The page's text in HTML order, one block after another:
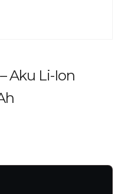
Aku Li-Ion